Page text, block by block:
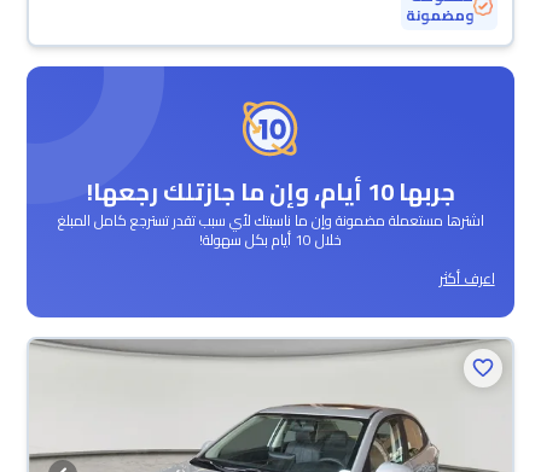
ومضمونة
جربها 10 أيام، وإن ما جازتلك رجعها!
اشترها مستعملة مضمونة وإن ما ناسبتك لأي سبب تقدر تسترجع كامل المبلغ
خلال 10 أيام بكل سهولة!
اعرف أكثر
محجوزة